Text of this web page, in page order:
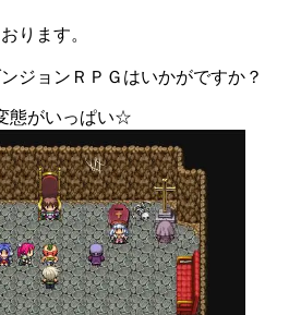
ります。
ジョンＲＰＧはいかがですか？
態がいっぱい☆